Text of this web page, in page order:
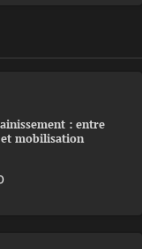
: entre
mobilisation